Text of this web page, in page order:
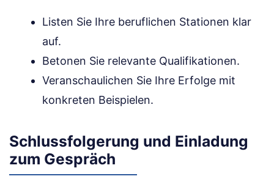
Listen Sie Ihre beruflichen Stationen klar
auf.
Betonen Sie relevante Qualifikationen.
Veranschaulichen Sie Ihre Erfolge mit
konkreten Beispielen.
Schlussfolgerung und Einladung
zum Gespräch